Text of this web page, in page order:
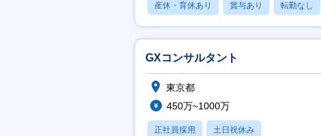
産休・育休あり 賞与あり 転勤なし
GXコンサルタント
東京都
450万~1000万
正社員採用 土日祝休み